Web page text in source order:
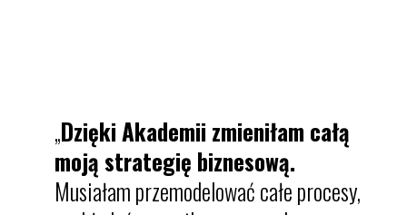
„Dzięki Akademii zmieniłam całą
moją strategię biznesową.
Musiałam przemodelować całe procesy,